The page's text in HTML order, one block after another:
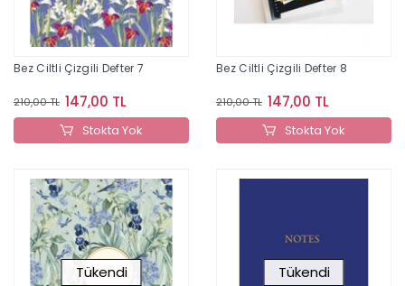
Bez Ciltli Çizgili Defter 7
210,00 TL 147,00 TL
Stokta Yok
Bez Ciltli Çizgili Defter 8
210,00 TL 147,00 TL
Stokta Yok
Tükendi Tükendi